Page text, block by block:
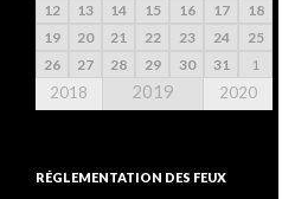
12
13 14 15 16 17
18
19
20 21 22 23 24
25
26
27 28 29 30 31 1
2018 2019 2020
RÉGLEMENTATION DES FEUX